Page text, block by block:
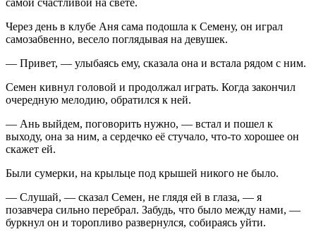
Через день в клубе Аня сама подошла к Семену, он играл
самозабвенно, весело поглядывая на девушек.
— Привет, — улыбаясь ему, сказала она и встала рядом с ним.
Семен кивнул головой и продолжал играть. Когда закончил
очередную мелодию, обратился к ней.
— Ань выйдем, поговорить нужно, — встал и пошел к
выходу, она за ним, а сердечко её стучало, что-то хорошее он
скажет ей.
Были сумерки, на крыльце под крышей никого не было.
— Слушай, — сказал Семен, не глядя ей в глаза, — я
позавчера сильно перебрал. Забудь, что было между нами, —
буркнул он и торопливо развернулся, собираясь уйти.